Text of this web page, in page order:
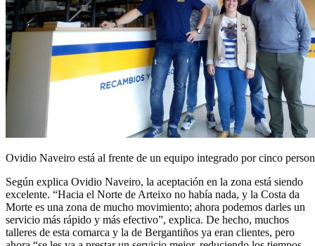
Ovidio Naveiro está al frente de un equipo integrado por cinco
Según explica Ovidio Naveiro, la aceptación en la zona está siendo
excelente. “Hacia el Norte de Arteixo no había nada, y la Costa da
Morte es una zona de mucho movimiento; ahora podemos darles un
servicio más rápido y más efectivo”, explica. De hecho, muchos
talleres de esta comarca y la de Bergantiños ya eran clientes, pero